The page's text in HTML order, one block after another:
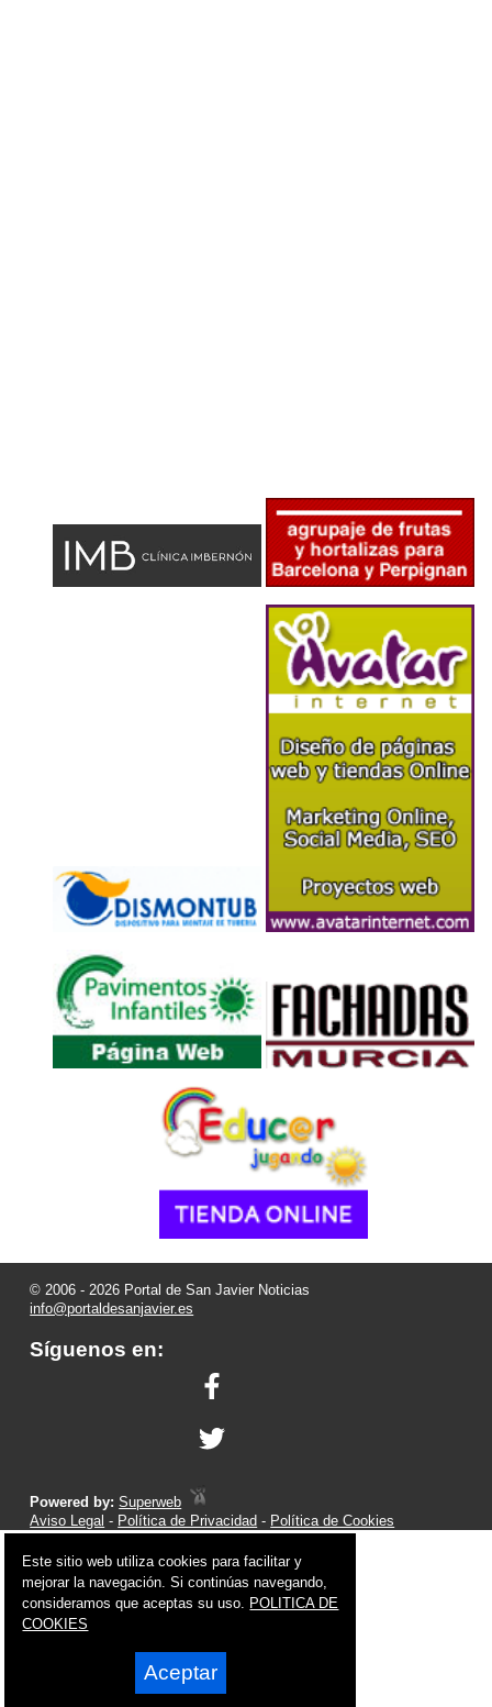
© 2006 - 2026 Portal de San Javier Noticias
info@portaldesanjavier.es
Síguenos en:
Powered by:Superweb
Aviso Legal - Política de Privacidad - Política de Cookies
Este sitio web utiliza cookies para facilitar y
mejorar la navegación. Si continúas navegando,
consideramos que aceptas su uso. POLITICA DE
COOKIES
Aceptar